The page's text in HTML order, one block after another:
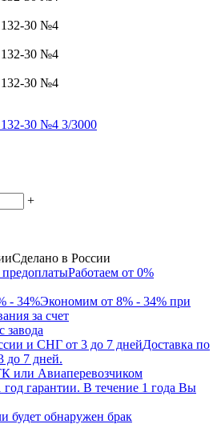
+
Сделано в России
Работаем от 0%
Экономим от 8% - 34% при
за счет
завода
Доставка по
до 7 дней.
или Авиаперевозчиком
год гарантии. В течение 1 года Вы
будет обнаружен брак